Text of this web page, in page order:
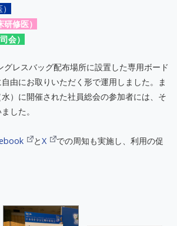
修医）
会）
グレスバッグ配布場所に設置した専用ボード
由にお取りいただく形で運用しました。ま
）に開催された社員総会の参加者には、そ
した。
とX
での周知も実施し、利用の促